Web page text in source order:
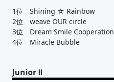
1位 Shining ☆ Rainbow
2位 weave OUR circle
3位 Dream Smile Cooperation
4位 Miracle Bubble
Junior Ⅱ